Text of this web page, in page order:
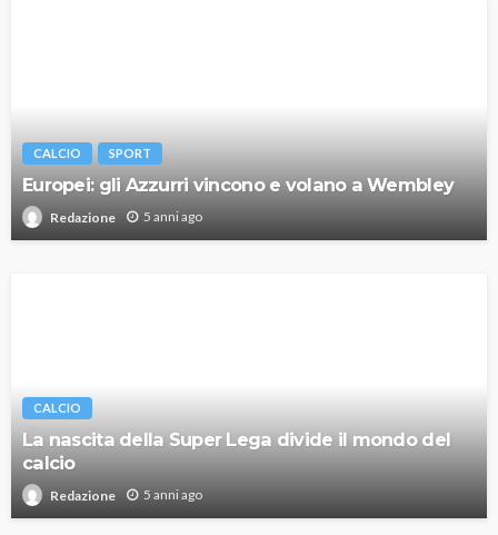
CALCIO SPORT
Europei: gli Azzurri vincono e volano a Wembley
Redazione 5 anni ago
CALCIO
La nascita della Super Lega divide il mondo del
calcio
Redazione 5 anni ago